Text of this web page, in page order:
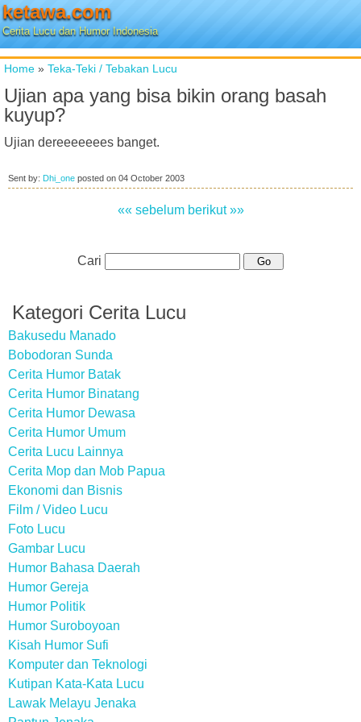
ketawa.com
Cerita Lucu dan Humor Indonesia
Home » Teka-Teki / Tebakan Lucu
Ujian apa yang bisa bikin orang basah
kuyup?
Ujian dereeeeeees banget.
Sent by: Dhi_one posted on 04 October 2003
«« sebelum berikut »»
Cari
Kategori Cerita Lucu
Bakusedu Manado
Bobodoran Sunda
Cerita Humor Batak
Cerita Humor Binatang
Cerita Humor Dewasa
Cerita Humor Umum
Cerita Lucu Lainnya
Cerita Mop dan Mob Papua
Ekonomi dan Bisnis
Film / Video Lucu
Foto Lucu
Gambar Lucu
Humor Bahasa Daerah
Humor Gereja
Humor Politik
Humor Suroboyoan
Kisah Humor Sufi
Komputer dan Teknologi
Kutipan Kata-Kata Lucu
Lawak Melayu Jenaka